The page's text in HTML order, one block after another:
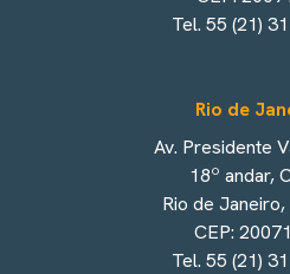
Tel. 55 (21)
Rio de
Av. Presidente
18º andar,
Rio de
CEP:
Tel. 55 (21)